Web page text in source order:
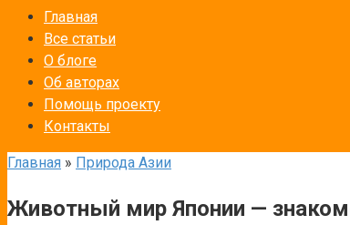
Главная
Все статьи
О блоге
Об авторах
Помощь проекту
Контакты
Главная » Природа Азии
Животный мир Японии —